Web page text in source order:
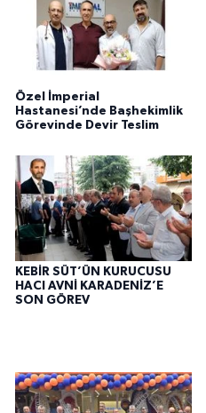
Özel İmperial
Hastanesi’nde Başhekimlik
Görevinde Devir Teslim
KEBİR SÜT’ÜN KURUCUSU
HACI AVNİ KARADENİZ’E
SON GÖREV